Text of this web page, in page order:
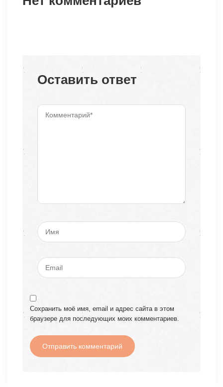
Оставить ответ
Сохранить моё имя, email и адрес сайта в этом
браузере для последующих моих комментариев.